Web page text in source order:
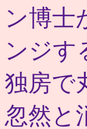
ン博士
ンジす
独房で
忽然と